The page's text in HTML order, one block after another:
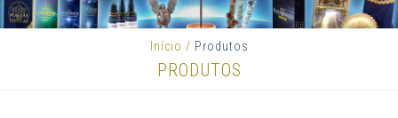
Início / Produtos
PRODUTOS